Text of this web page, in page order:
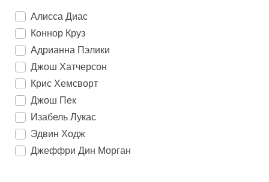
Алисса Диас
Коннор Круз
Адрианна Пэлики
Джош Хатчерсон
Крис Хемсворт
Джош Пек
Изабель Лукас
Эдвин Ходж
Джеффри Дин Морган